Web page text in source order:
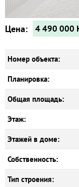
Цена: 4 490 000
Номер объекта:
Планировка:
Общая площадь:
Этаж:
Этажей в доме:
Собственность:
Тип строения: